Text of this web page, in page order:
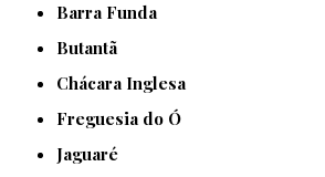
Barra Funda
Butantã
Chácara Inglesa
Freguesia do Ó
Jaguaré